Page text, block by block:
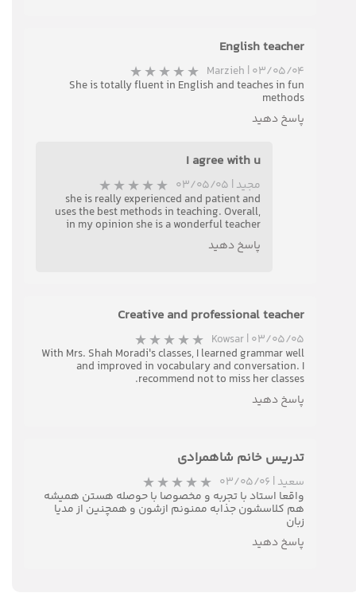
★
★★★
English teacher
Marzieh | ۰۳/۰۵/۰۴
She is totally fluent in English and teaches in fun
methods
پاسخ دهید
I agree with u
مجید | ۰۳/۰۵/۰۵
she is really experienced and patient and
uses the best methods in teaching. Overall,
in my opinion she is a wonderful teacher
پاسخ دهید
Creative and professional teacher
Kowsar| ۰۳/۰۵/۰۵
With Mrs. Shah Moradi's classes, I learned grammar well
and improved in vocabulary and conversation. I
recommend not to miss her classes.
پاسخ دهید
تدریس خانم شاهمرادی
سعید | ۰۳/۰۵/۰۶
واقعا استاد با تجربه و مخصوصا با حوصله هستن همیشه
هم کلاسشون جذابه ممنونم ازشون و همچنین از مدیا
زبان
پاسخ دهید